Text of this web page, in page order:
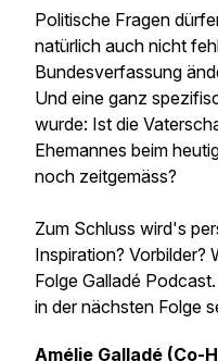
Politische Fragen
natürlich auch nicht
Bundesverfassung
Und eine ganz
wurde: Ist die
Ehemannes beim
noch zeitgemäss?
Zum Schluss wird's
Inspiration? Vorbilder?
Folge Galladé
in der nächsten Folge
Amélie Galladé (Co-